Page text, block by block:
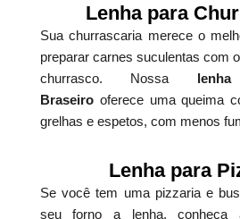
Lenha para
Sua churrascaria merece o
preparar carnes suculentas com
churrasco. Nossa
Braseirooferece uma queima
grelhas e espetos, com menos
Lenha para
Se você tem uma pizzaria e
seu forno a lenha, conheça